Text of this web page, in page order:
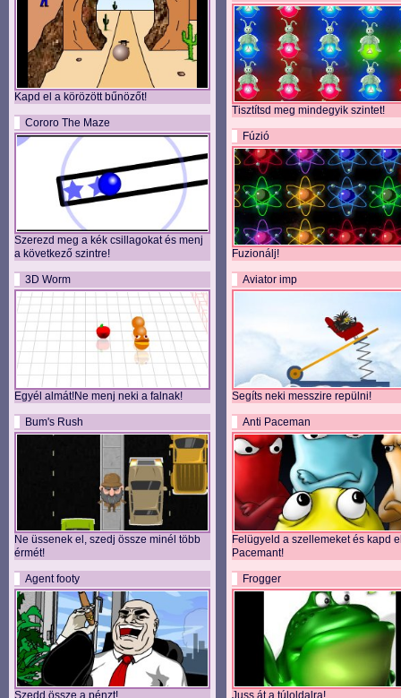
Kapd el a körözött bűnözőt!
Cororo The Maze
Szerezd meg a kék csillagokat és menj
a következő szintre!
3D Worm
Egyél almát!Ne menj neki a falnak!
Bum's Rush
Ne üssenek el, szedj össze minél több
érmét!
Agent footy
Szedd össze a pénzt!
Tisztítsd meg mindegyik szintet!
Fúzió
Fuzionálj!
Aviator imp
Segíts neki messzire repülni!
Anti Paceman
Felügyeld a szellemeket és kapd
Pacemant!
Frogger
Juss át a túloldalra!